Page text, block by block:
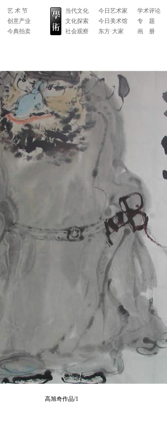
艺 术 节
创意产业
今典拍卖
当代文化
文化探索
社会观察
今日艺术家
今日美术馆
东方·大家
学术评论
专 题
画 册
高旭奇作品/1